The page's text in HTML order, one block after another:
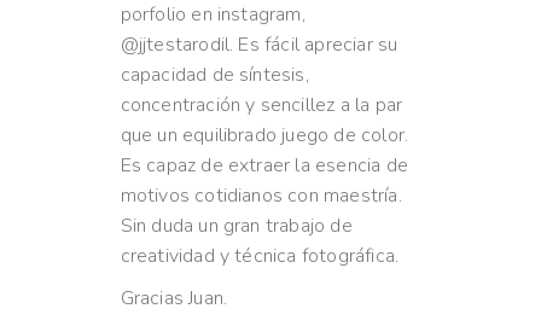
porfolio en instagram,
@jjtestarodil. Es fácil apreciar su
capacidad de síntesis,
concentración y sencillez a la par
que un equilibrado juego de color.
Es capaz de extraer la esencia de
motivos cotidianos con maestría.
Sin duda un gran trabajo de
creatividad y técnica fotográfica.
Gracias Juan.